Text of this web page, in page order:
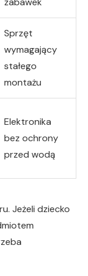
Sprzęt
wymagający
stałego
montażu
Elektronika
bez ochrony
przed wodą
Jeżeli dziecko